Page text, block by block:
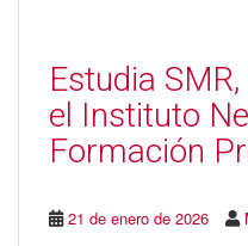
Estudia
el Instituto
Formación
21 de enero de 2026